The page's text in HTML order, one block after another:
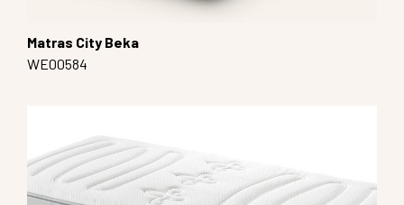
Matras City Beka
WE00584